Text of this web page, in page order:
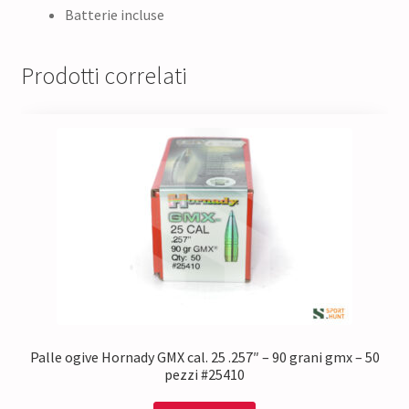
Batterie incluse
Prodotti correlati
Palle ogive Hornady GMX cal. 25 .257″ – 90 grani gmx – 50
pezzi #25410